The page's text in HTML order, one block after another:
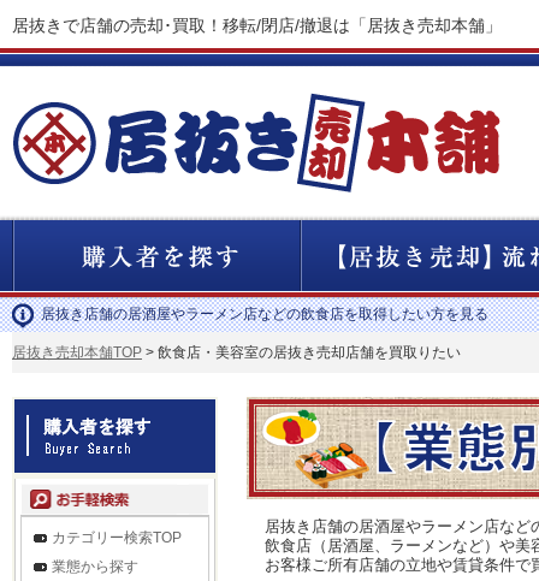
居抜きで店舗の売却･買取！移転/閉店/撤退は「居抜き売却本舗」
居抜き店舗の居酒屋やラーメン店などの飲食店を取得したい方を見る
居抜き売却本舗TOP > 飲食店・美容室の居抜き売却店舗を買取りたい
居抜き店舗の居酒屋やラーメン店など
飲食店（居酒屋、ラーメンなど）や
お客様ご所有店舗の立地や賃貸条件
カテゴリー検索TOP
業態から探す